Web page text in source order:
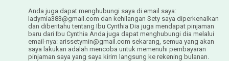
Anda juga dapat menghubungi saya di email saya:
ladymia383@gmail.com dan kehilangan Sety saya diperkenalkan
dan diberitahu tentang Ibu Cynthia Dia juga mendapat pinjaman
baru dari Ibu Cynthia Anda juga dapat menghubungi dia melalui
email-nya: arissetymin@gmail.com sekarang, semua yang akan
saya lakukan adalah mencoba untuk memenuhi pembayaran
pinjaman saya yang saya kirim langsung ke rekening bulanan.